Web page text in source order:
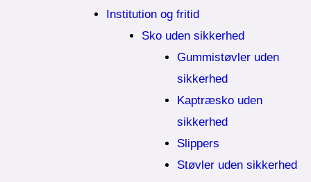
Institution og fritid
Sko uden sikkerhed
Gummistøvler uden
sikkerhed
Kaptræsko uden
sikkerhed
Slippers
Støvler uden sikkerhed